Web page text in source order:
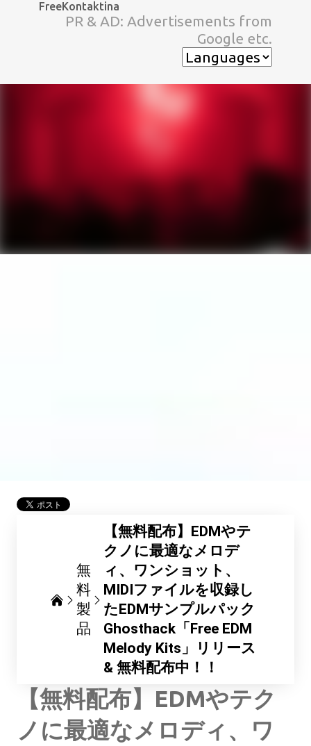
スキップしてメイン コンテンツに移動
FreeKontaktina
PR & AD: Advertisements from
Google etc.
無
料
製
品
【無料配布】EDMやテ
クノに最適なメロデ
ィ、ワンショット、
MIDIファイルを収録し
たEDMサンプルパック
Ghosthack「Free EDM
Melody Kits」リリース
& 無料配布中！！
【無料配布】EDMやテク
ノに最適なメロディ、ワ